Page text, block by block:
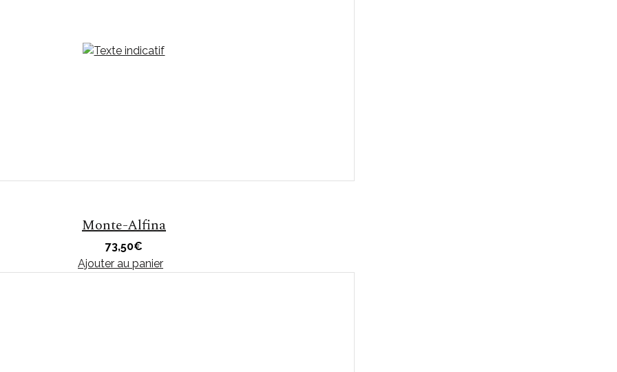
Monte-Alfina
73,50€
Ajouter au panier